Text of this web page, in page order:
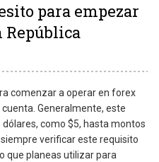
para empezar
República
comenzar a operar en forex
Generalmente, este
como $5, hasta montos
verificar este requisito
que planeas utilizar para